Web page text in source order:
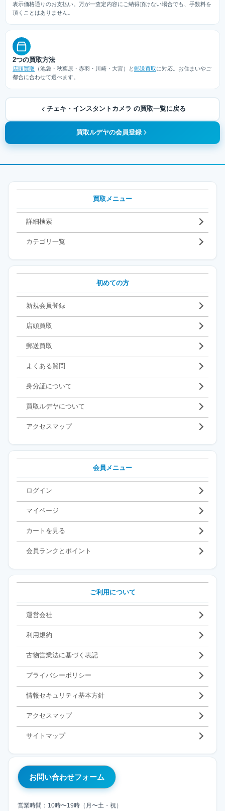
表示価格通りのお支払い。万が一査定内容にご納得頂けない場合でも、手数料を
頂くことはありません。
2つの買取方法
店頭買取 （池袋・秋葉原・赤羽・川崎・大宮）と郵送買取に対応。お住まいやご
都合に合わせて選べます。
チェキ・インスタントカメラ の買取一覧に戻る
買取ルデヤの会員登録
買取メニュー
詳細検索
カテゴリ一覧
初めての方
新規会員登録
店頭買取
郵送買取
よくある質問
身分証について
買取ルデヤについて
アクセスマップ
会員メニュー
ログイン
マイページ
カートを見る
会員ランクとポイント
ご利用について
運営会社
利用規約
古物営業法に基づく表記
プライバシーポリシー
情報セキュリティ基本方針
アクセスマップ
サイトマップ
お問い合わせフォーム
営業時間：10時〜19時（月〜土・祝）